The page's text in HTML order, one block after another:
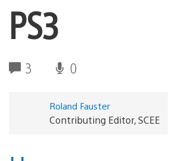
PS3
3 0
Roland Fauster
Contributing Editor, SCEE